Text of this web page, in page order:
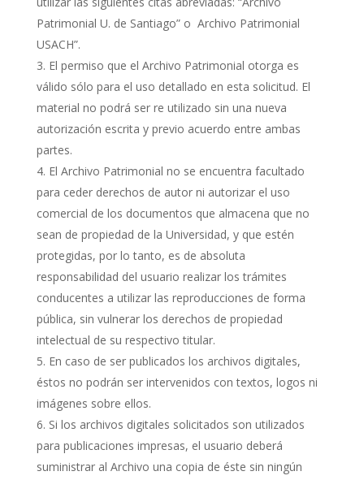
Patrimonial U. de Santiago” o Archivo Patrimonial
USACH”.
El permiso que el Archivo Patrimonial otorga es
válido sólo para el uso detallado en esta solicitud. El
material no podrá ser re utilizado sin una nueva
autorización escrita y previo acuerdo entre ambas
partes.
El Archivo Patrimonial no se encuentra facultado
para ceder derechos de autor ni autorizar el uso
comercial de los documentos que almacena que no
sean de propiedad de la Universidad, y que estén
protegidas, por lo tanto, es de absoluta
responsabilidad del usuario realizar los trámites
conducentes a utilizar las reproducciones de forma
pública, sin vulnerar los derechos de propiedad
intelectual de su respectivo titular.
En caso de ser publicados los archivos digitales,
éstos no podrán ser intervenidos con textos, logos ni
imágenes sobre ellos.
Si los archivos digitales solicitados son utilizados
para publicaciones impresas, el usuario deberá
suministrar al Archivo una copia de éste sin ningún